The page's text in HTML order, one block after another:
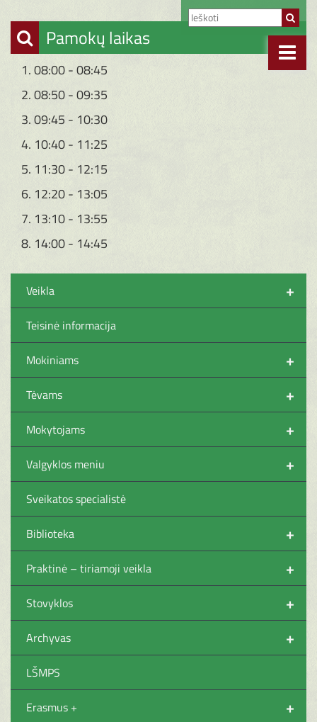
Pamokų laikas
1. 08:00 - 08:45
2. 08:50 - 09:35
3. 09:45 - 10:30
4. 10:40 - 11:25
5. 11:30 - 12:15
6. 12:20 - 13:05
7. 13:10 - 13:55
8. 14:00 - 14:45
+
Veikla
Teisinė informacija
+
Mokiniams
+
Tėvams
+
Mokytojams
+
Valgyklos meniu
Sveikatos specialistė
+
Biblioteka
+
Praktinė – tiriamoji veikla
+
Stovyklos
+
Archyvas
LŠMPS
+
Erasmus +